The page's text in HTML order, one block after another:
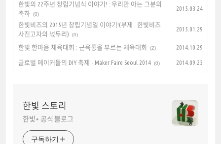
한빛의 22주년 창립기념식 이야기! : 우리만 아는 그분의
축하 (0)
2015.03.24
한빛비즈의 2015년 창립기념일 이야기!(부제 : 한빛비즈
사진고자의 넋두리)
(0)
2015.01.29
한빛 한마음 체육대회 : 근육통을 부르는 체육대회 (2) 2014.10.29
글로벌 메이커들의 DIY 축제 - Maker Faire Seoul 2014 (0) 2014.09.23
한빛 스토리
한빛+ 공식 블로그
구독하기